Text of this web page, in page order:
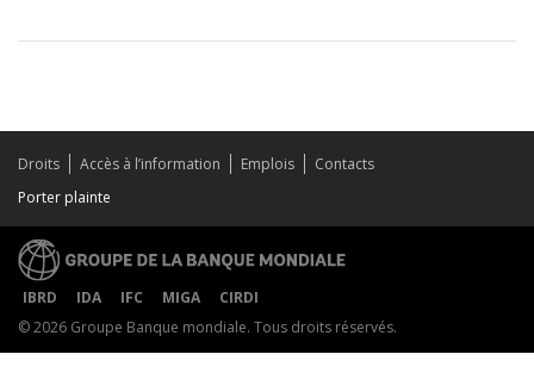
Droits Accès à l’information Emplois
Contacts
Porter plainte
IBRD IDA IFC MIGA
CIRDI
© 2026 Groupe Banque mondiale. Tous droits réservés.